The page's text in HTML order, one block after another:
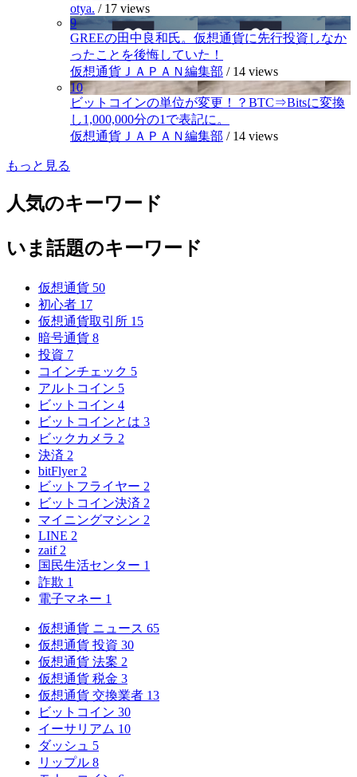
otya. / 17 views
9
GREEの田中良和氏。仮想通貨に先行投資しなか
ったことを後悔していた！
仮想通貨ＪＡＰＡＮ編集部 / 14 views
10
ビットコインの単位が変更！？BTC⇒Bitsに変換
し1,000,000分の1で表記に。
仮想通貨ＪＡＰＡＮ編集部 / 14 views
もっと見る
人気のキーワード
いま話題のキーワード
仮想通貨 50
初心者 17
仮想通貨取引所 15
暗号通貨 8
投資 7
コインチェック 5
アルトコイン 5
ビットコイン 4
ビットコインとは 3
ビックカメラ 2
決済 2
bitFlyer 2
ビットフライヤー 2
ビットコイン決済 2
マイニングマシン 2
LINE 2
zaif 2
国民生活センター 1
詐欺 1
電子マネー 1
仮想通貨 ニュース 65
仮想通貨 投資 30
仮想通貨 法案 2
仮想通貨 税金 3
仮想通貨 交換業者 13
ビットコイン 30
イーサリアム 10
ダッシュ 5
リップル 8